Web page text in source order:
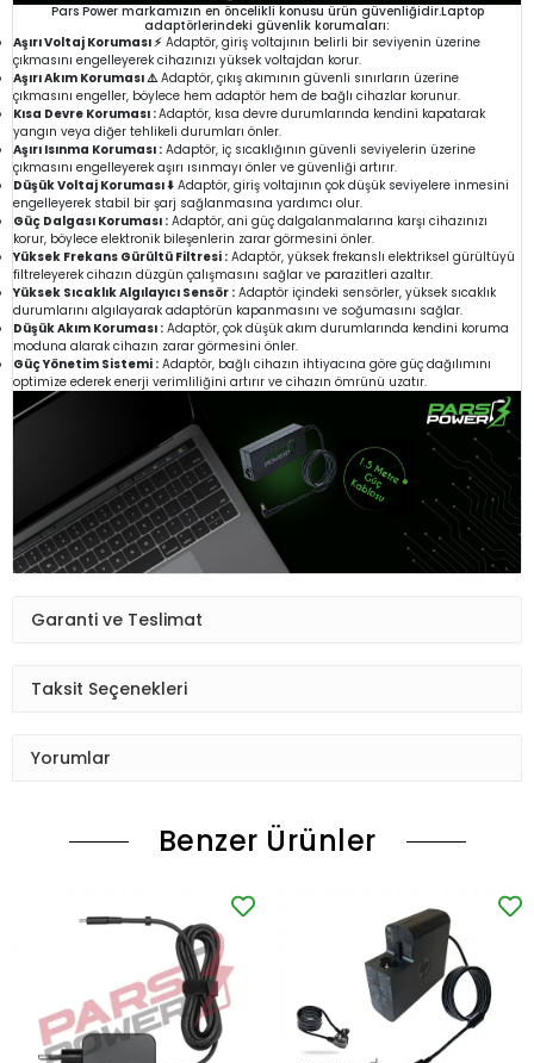
Pars Power markamızın en öncelikli konusu ürün güvenliğidir.Laptop
adaptörlerindeki güvenlik korumaları:
Aşırı Voltaj Koruması ⚡ Adaptör, giriş voltajının belirli bir seviyenin üzerine
çıkmasını engelleyerek cihazınızı yüksek voltajdan korur.
Aşırı Akım Koruması ⚠️Adaptör, çıkış akımının güvenli sınırların üzerine
çıkmasını engeller, böylece hem adaptör hem de bağlı cihazlar korunur.
Kısa Devre Koruması :Adaptör, kısa devre durumlarında kendini kapatarak
yangın veya diğer tehlikeli durumları önler.
Aşırı Isınma Koruması : Adaptör, iç sıcaklığının güvenli seviyelerin üzerine
çıkmasını engelleyerek aşırı ısınmayı önler ve güvenliği artırır.
Düşük Voltaj Koruması ⬇️ Adaptör, giriş voltajının çok düşük seviyelere inmesini
engelleyerek stabil bir şarj sağlanmasına yardımcı olur.
Güç Dalgası Koruması : Adaptör, ani güç dalgalanmalarına karşı cihazınızı
korur, böylece elektronik bileşenlerin zarar görmesini önler.
Yüksek Frekans Gürültü Filtresi : Adaptör, yüksek frekanslı elektriksel gürültüyü
filtreleyerek cihazın düzgün çalışmasını sağlar ve parazitleri azaltır.
Yüksek Sıcaklık Algılayıcı Sensör : Adaptör içindeki sensörler, yüksek sıcaklık
durumlarını algılayarak adaptörün kapanmasını ve soğumasını sağlar.
Düşük Akım Koruması : Adaptör, çok düşük akım durumlarında kendini koruma
moduna alarak cihazın zarar görmesini önler.
Güç Yönetim Sistemi : Adaptör, bağlı cihazın ihtiyacına göre güç dağılımını
optimize ederek enerji verimliliğini artırır ve cihazın ömrünü uzatır.
Garanti ve Teslimat
Taksit Seçenekleri
Yorumlar
Benzer Ürünler